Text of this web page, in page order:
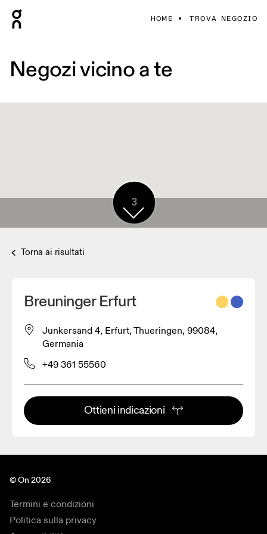
HOME TROVA NEGOZIO
Negozi vicino a te
3
Torna ai risultati
Breuninger Erfurt
Junkersand 4, Erfurt, Thueringen, 99084,
Germania
+49 361 55560
Ottieni indicazioni
© On 2026
Termini e condizioni
Politica sulla privacy